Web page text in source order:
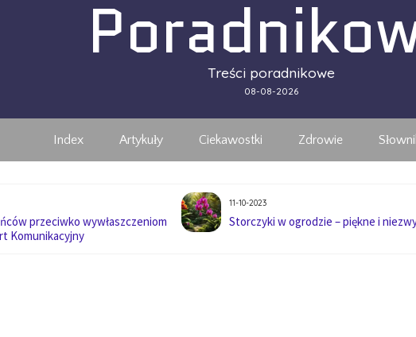
Treści poradnikowe
08-08-2026
Index Artykuły Ciekawostki Zdrowie
przeciwko wywłaszczeniom
Komunikacyjny
11-10-2023
Storczyki w ogrodzie – piękne i